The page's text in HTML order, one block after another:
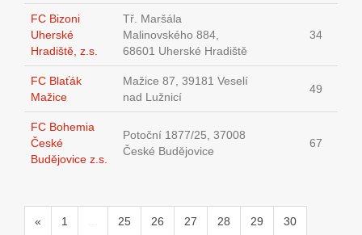
FC Bizoni
Uherské
Hradiště, z.s.
Tř. Maršála
Malinovského 884,
68601 Uherské Hradiště
34
FC Blaťák
Mažice
Mažice 87, 39181 Veselí
nad Lužnicí
49
FC Bohemia
České
Budějovice z.s.
Potoční 1877/25, 37008
České Budějovice
67
« 1 ... 25 26 27 28 29 30